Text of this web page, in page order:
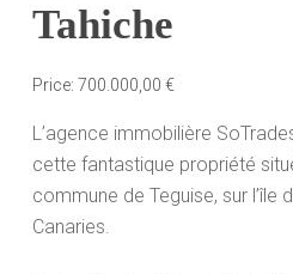
Tahiche
Price: 700.000,00 €
L’agence immobilière
cette fantastique propriété
commune de Teguise, sur l’île
Canaries.